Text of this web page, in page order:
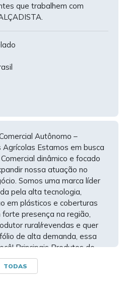
B2B e perfil comercial
Inteligentes LTDA
o Brasil (Home Office /
que trabalhem com
Autônomo –
Estamos em busca
dinâmico e focado
nossa atuação no
Somos uma marca líder
pela alta tecnologia,
em plásticos e coberturas
presença na região,
rural/revendas e quer
de alta demanda, essa
Principais Produtos do
Lonas para
Protegido: Mulching e
TODAS